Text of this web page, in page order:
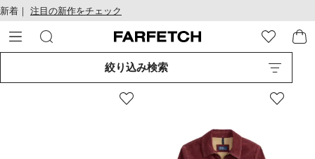
テ
ン
ツ
お
け
る
新着｜ 注目の新作をチェック
絞り込み検索